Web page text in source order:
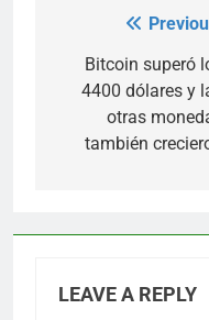
navigation
Bitcoin superó
4400 dólares y
otras
también
LEAVE A REPLY